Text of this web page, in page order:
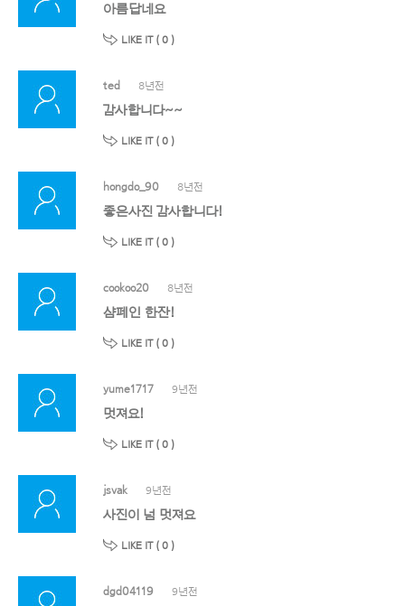
아름답네요
LIKE IT ( 0 )
ted 8년전
감사합니다~~
LIKE IT ( 0 )
hongdo_90 8년전
좋은사진 감사합니다!
LIKE IT ( 0 )
cookoo20 8년전
샴페인 한잔!
LIKE IT ( 0 )
yume1717 9년전
멋져요!
LIKE IT ( 0 )
jsvak 9년전
사진이 넘 멋져요
LIKE IT ( 0 )
dgd04119 9년전